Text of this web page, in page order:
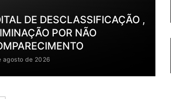
DE DESCLASSIFICAÇÃO ,
POR NÃO
agosto de 2026